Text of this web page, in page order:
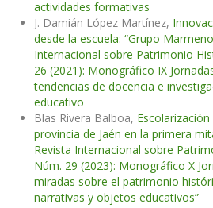
actividades formativas
J. Damián López Martínez,
desde la escuela: “Grupo
Internacional sobre Patrimonio
26 (2021): Monográfico IX
tendencias de docencia e
educativo
Blas Rivera Balboa,
provincia de Jaén en la primera
Revista Internacional sobre
Núm. 29 (2023): Monográfico X
miradas sobre el patrimonio
narrativas y objetos educativos”